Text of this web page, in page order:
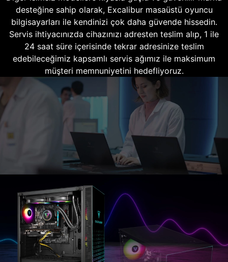
desteğine sahip olarak, Excalibur masaüstü oyuncu
bilgisayarları ile kendinizi çok daha güvende hissedin.
Servis ihtiyacınızda cihazınızı adresten teslim alıp, 1 ile
24 saat süre içerisinde tekrar adresinize teslim
edebileceğimiz kapsamlı servis ağımız ile maksimum
müşteri memnuniyetini hedefliyoruz.